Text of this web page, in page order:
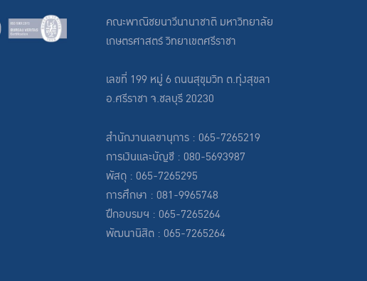
คณะพาณิชยนาวีนานาชาติ มหาวิทยาลัย
เกษตรศาสตร์ วิทยาเขตศรีราชา
เลขที่ 199 หมู่ 6 ถนนสุขุมวิท ต.ทุ่งสุขลา
อ.ศรีราชา จ.ชลบุรี 20230
สำนักงานเลขานุการ : 065-7265219
การเงินและบัญชี : 080-5693987
พัสดุ : 065-7265295
การศึกษา : 081-9965748
ฝึกอบรมฯ : 065-7265264
พัฒนานิสิต : 065-7265264